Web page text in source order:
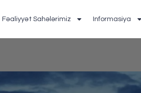
Fəaliyyət Sahələrimiz Informasiya